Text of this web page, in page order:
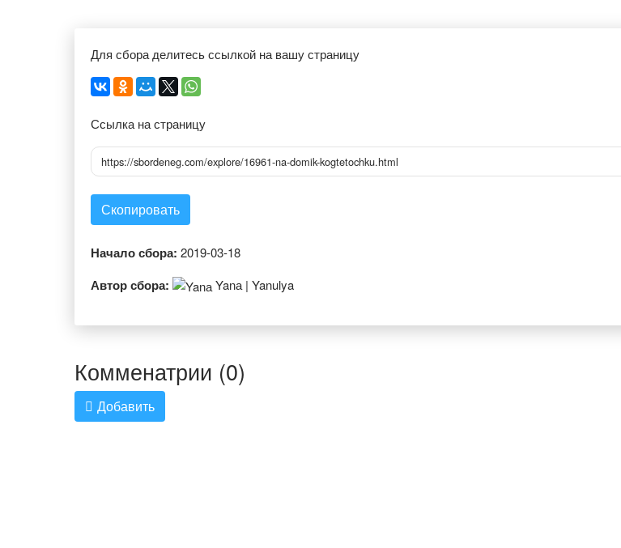
Для сбора делитесь ссылкой на вашу страницу
Ссылка на страницу
https://sbordeneg.com/explore/16961-na-domik-kogtetochku.html
Скопировать
Начало сбора: 2019-03-18
Автор сбора: Yanа | Yanulya
Комменатрии (0)
Добавить